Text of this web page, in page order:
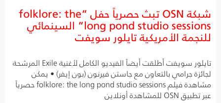
شبكة OSN تبث حصرياً حفل “folklore: the
long pond studio sessions” السينمائي
للنجمة الأمريكية تايلور سويفت
تايلور سويفت أطلقت أيضاً الفيديو الكامل لأغنية Exile المرشحة
لجائزة جرامي بالتعاون مع جاستن فيرنون (بون إيفر) • يمكن
مشاهدة فيلم folklore: the long pond studio sessions حصرياً
عبر تطبيق OSN للمشاهدة أونلاين